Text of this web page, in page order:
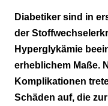
Retinopathie
Diabetiker sind in
der
Hyperglykämie
erheblichem Maße.
Komplikationen
Schäden auf, die